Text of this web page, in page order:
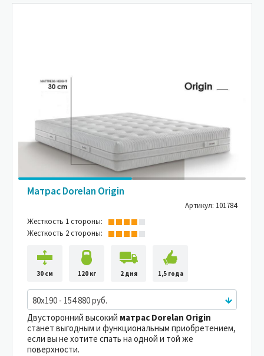
Матрас Dorelan Origin
Артикул: 101784
Жесткость 1 стороны:
Жесткость 2 стороны:
30 см 120 кг 2 дня 1,5 года
80x190 - 154 880 руб.
Двусторонний высокий матрас Dorelan Origin
станет выгодным и функциональным приобретением,
если вы не хотите спать на одной и той же
поверхности.